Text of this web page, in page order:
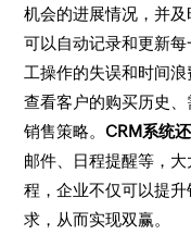
机会的进展情况，并
可以自动记录和更新
工操作的失误和时间
查看客户的购买历史
销售策略。CRM系统
邮件、日程提醒等，
程，企业不仅可以提
求，从而实现双赢。